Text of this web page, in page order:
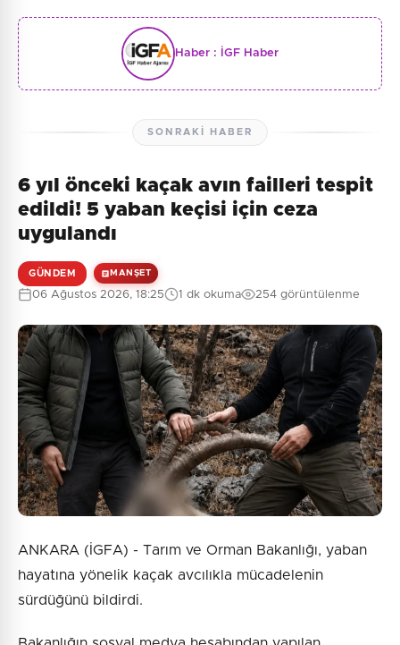
Haber : İGF Haber
SONRAKI HABER
6 yıl önceki kaçak avın failleri tespit
edildi! 5 yaban keçisi için ceza
uygulandı
GÜNDEM MANŞET
06 Ağustos 2026, 18:25 1 dk okuma 254 görüntülenme
ANKARA (İGFA) - Tarım ve Orman Bakanlığı, yaban
hayatına yönelik kaçak avcılıkla mücadelenin
sürdüğünü bildirdi.